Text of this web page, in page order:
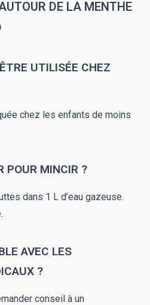
DE LA MENTHE
UTILISÉE CHEZ
chez les enfants de moins
POUR MINCIR ?
dans 1 L d’eau gazeuse.
AVEC LES
?
conseil à un